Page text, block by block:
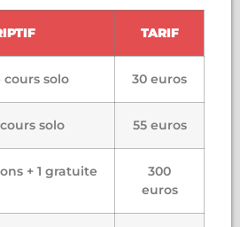
TARIF
solo 30 euros
solo 55 euros
+ 1 gratuite
300
euros